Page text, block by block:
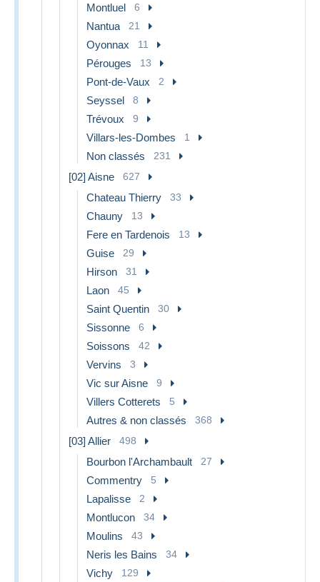
Montluel 6
Nantua 21
Oyonnax 11
Pérouges 13
Pont-de-Vaux 2
Seyssel 8
Trévoux 9
Villars-les-Dombes 1
Non classés 231
[02] Aisne 627
Chateau Thierry 33
Chauny 13
Fere en Tardenois 13
Guise 29
Hirson 31
Laon 45
Saint Quentin 30
Sissonne 6
Soissons 42
Vervins 3
Vic sur Aisne 9
Villers Cotterets 5
Autres & non classés 368
[03] Allier 498
Bourbon l'Archambault 27
Commentry 5
Lapalisse 2
Montlucon 34
Moulins 43
Neris les Bains 34
Vichy 129